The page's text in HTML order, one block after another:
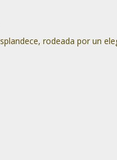
rodeada por un